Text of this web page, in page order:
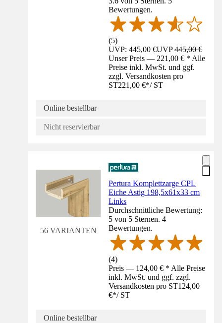
Bewertungen.
(5)
UVP: 445,00 €UVP445,00 €
Unser Preis — 221,00 € * Alle
Preise inkl. MwSt. und ggf.
zzgl. Versandkosten pro
ST221,00 €*/ ST
Online bestellbar
Nicht reservierbar
56 VARIANTEN
Pertura Komplettzarge CPL
Eiche Astig 198,5x61x33 cm
Links
Durchschnittliche Bewertung:
5 von 5 Sternen. 4
Bewertungen.
(4)
Preis — 124,00 € * Alle Preise
inkl. MwSt. und ggf. zzgl.
Versandkosten pro ST124,00
€*/ ST
Online bestellbar